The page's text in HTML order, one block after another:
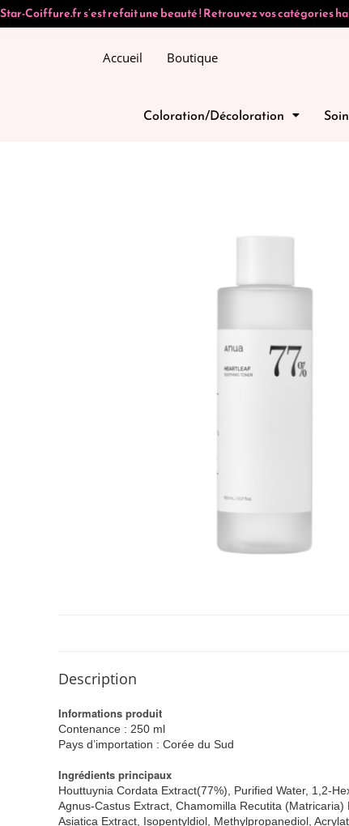
Star-Coiffure.fr s’est refait une beauté ! Retrouvez vos catégories
Accueil Boutique
Coloration/Décoloration
Description
Informations produit
Contenance : 250 ml
Pays d’importation : Corée du Sud
Ingrédients principaux
Houttuynia Cordata Extract(77%), Purified Water, 1,2-
Agnus-Castus Extract, Chamomilla Recutita
Asiatica Extract, Isopentyldiol, Methylpropanediol,